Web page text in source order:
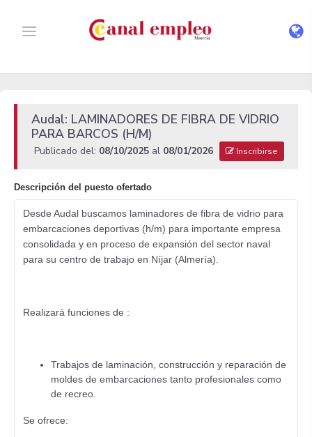
Audal: LAMINADORES DE FIBRA DE VIDRIO
PARA BARCOS (H/M)
Publicado del: 08/10/2025 al 08/01/2026 Inscribirse
Descripción del puesto ofertado
Desde Audal buscamos laminadores de fibra de vidrio para
embarcaciones deportivas (h/m) para importante empresa
consolidada y en proceso de expansión del sector naval
para su centro de trabajo en Níjar (Almería).
Realizará funciones de :
Trabajos de laminación, construcción y reparación de
moldes de embarcaciones tanto profesionales como
de recreo.
Se ofrece: